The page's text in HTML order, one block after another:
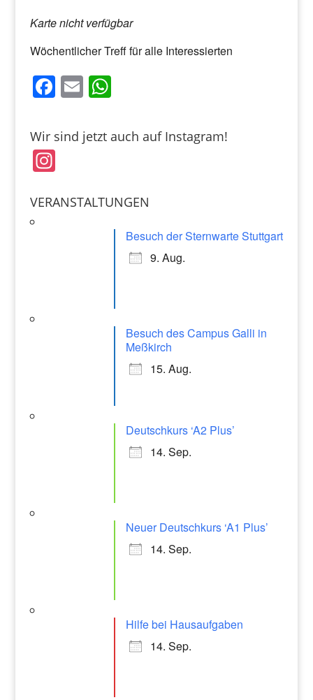
Karte nicht verfügbar
Wöchentlicher Treff für alle Interessierten
F
c
e
b
o
E
ai
l
W
at
p
Wir sind jetzt auch auf Instagram!
In
a
VERANSTALTUNGEN
Besuch der Sternwarte Stuttgart
9. Aug.
Besuch des Campus Galli in
Meßkirch
15. Aug.
Deutschkurs ‘A2 Plus’
14. Sep.
Neuer Deutschkurs ‘A1 Plus’
14. Sep.
Hilfe bei Hausaufgaben
14. Sep.